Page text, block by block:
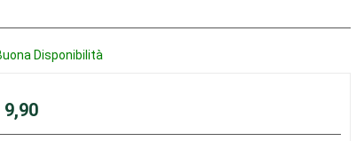
Disponibilità
9,90